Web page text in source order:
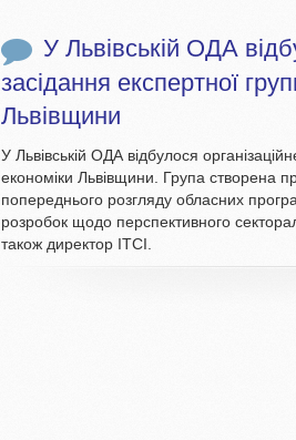
У Львiвськiй ОДА
засiдання експертної
Львiвщини
У Львiвськiй ОДА вiдбулося
економiки Львiвщини. Група створена
попереднього розгляду обласних
розробок щодо перспективного
також директор ITCI.